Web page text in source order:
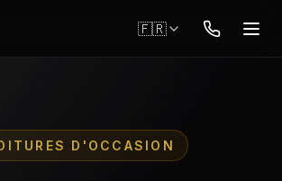
🇫🇷
D'OCCASION